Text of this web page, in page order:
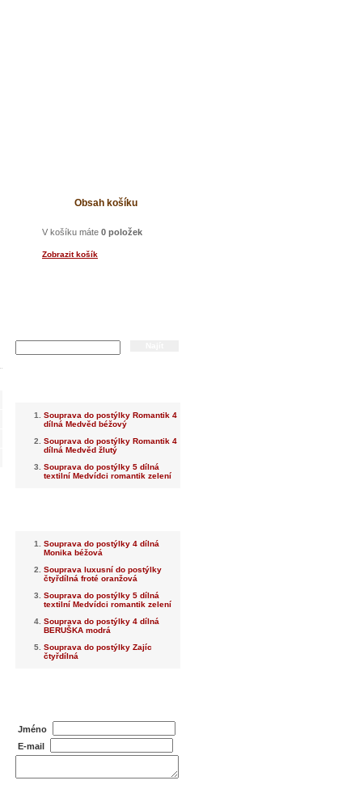
Obsah košíku
V košíku máte 0 položek
Zobrazit košík
Souprava do postýlky Romantik 4
dílná Medvěd béžový
Souprava do postýlky Romantik 4
dílná Medvěd žlutý
Souprava do postýlky 5 dílná
textilní Medvídci romantik zelení
Souprava do postýlky 4 dílná
Monika béžová
Souprava luxusní do postýlky
čtyřdílná froté oranžová
Souprava do postýlky 5 dílná
textilní Medvídci romantik zelení
Souprava do postýlky 4 dílná
BERUŠKA modrá
Souprava do postýlky Zajíc
čtyřdílná
Jméno
E-mail